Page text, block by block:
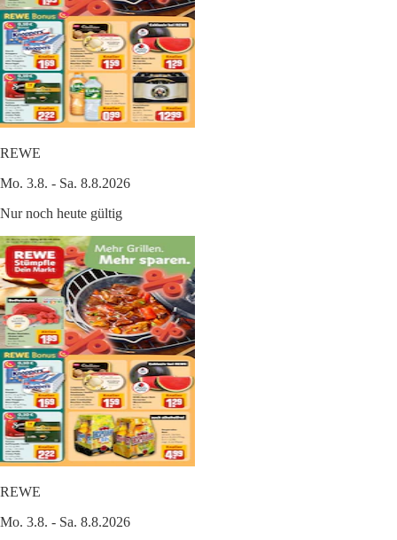
REWE
Mo. 3.8. - Sa. 8.8.2026
Nur noch heute gültig
REWE
Mo. 3.8. - Sa. 8.8.2026